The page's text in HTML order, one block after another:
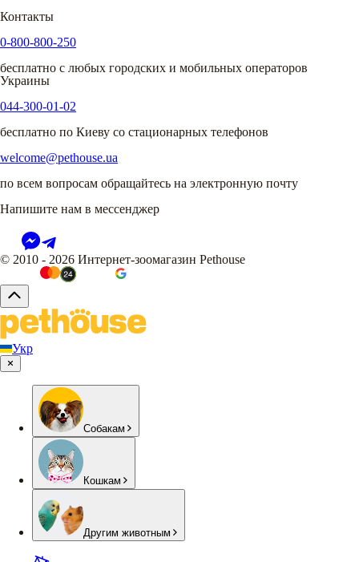
Контакты
0-800-800-250
бесплатно с любых городских и мобильных операторов
Украины
044-300-01-02
бесплатно по Киеву со стационарных телефонов
welcome@pethouse.ua
по всем вопросам обращайтесь на электронную почту
Напишите нам в мессенджер
© 2010 - 2026 Интернет-зоомагазин Pethouse
Укр
Собакам
Кошкам
Другим животным